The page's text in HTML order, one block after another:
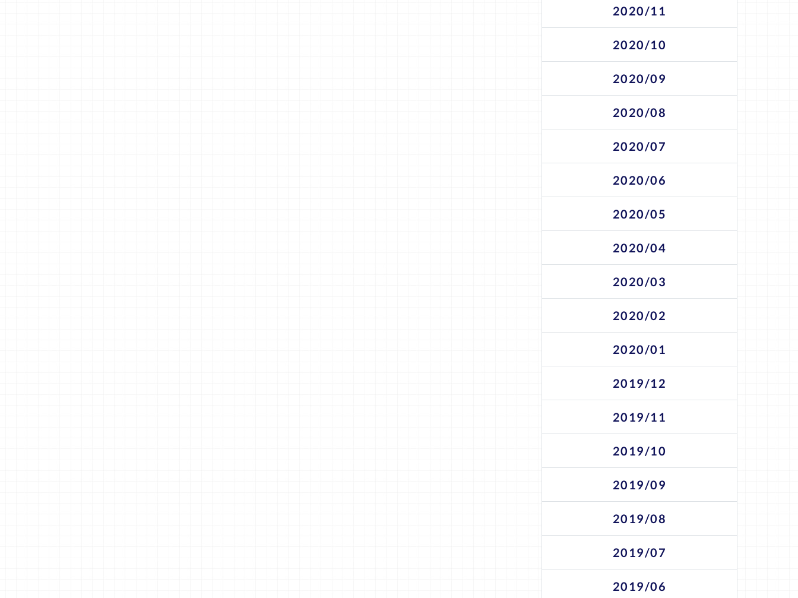
2020/11
2020/10
2020/09
2020/08
2020/07
2020/06
2020/05
2020/04
2020/03
2020/02
2020/01
2019/12
2019/11
2019/10
2019/09
2019/08
2019/07
2019/06